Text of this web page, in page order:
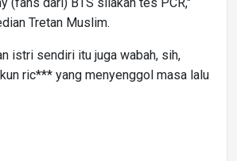
Tretan Muslim.
istri sendiri itu juga wabah, sih,
ric*** yang menyenggol masa lalu